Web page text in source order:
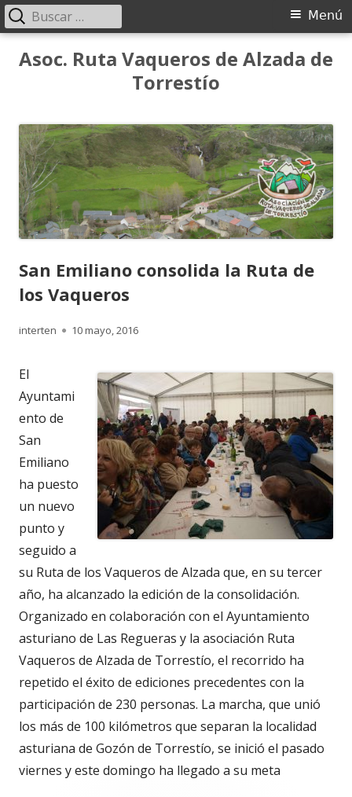
Asoc. Ruta Vaqueros de Alzada de
Torrestío
Menú
principal
Menú
Buscar:
San Emiliano consolida la Ruta de
los Vaqueros
Autor
interten
Publicado
10 mayo, 2016
El
Ayuntami
ento de
San
Emiliano
ha puesto
un nuevo
punto y
seguido a
su Ruta de los Vaqueros de Alzada que, en su tercer
año, ha alcanzado la edición de la consolidación.
Organizado en colaboración con el Ayuntamiento
asturiano de Las Regueras y la asociación Ruta
Vaqueros de Alzada de Torrestío, el recorrido ha
repetido el éxito de ediciones precedentes con la
participación de 230 personas. La marcha, que unió
los más de 100 kilómetros que separan la localidad
asturiana de Gozón de Torrestío, se inició el pasado
viernes y este domingo ha llegado a su meta